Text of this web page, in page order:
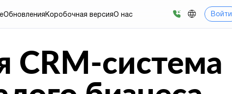
Обновления Коробочная версияО нас Войти
CRM-система